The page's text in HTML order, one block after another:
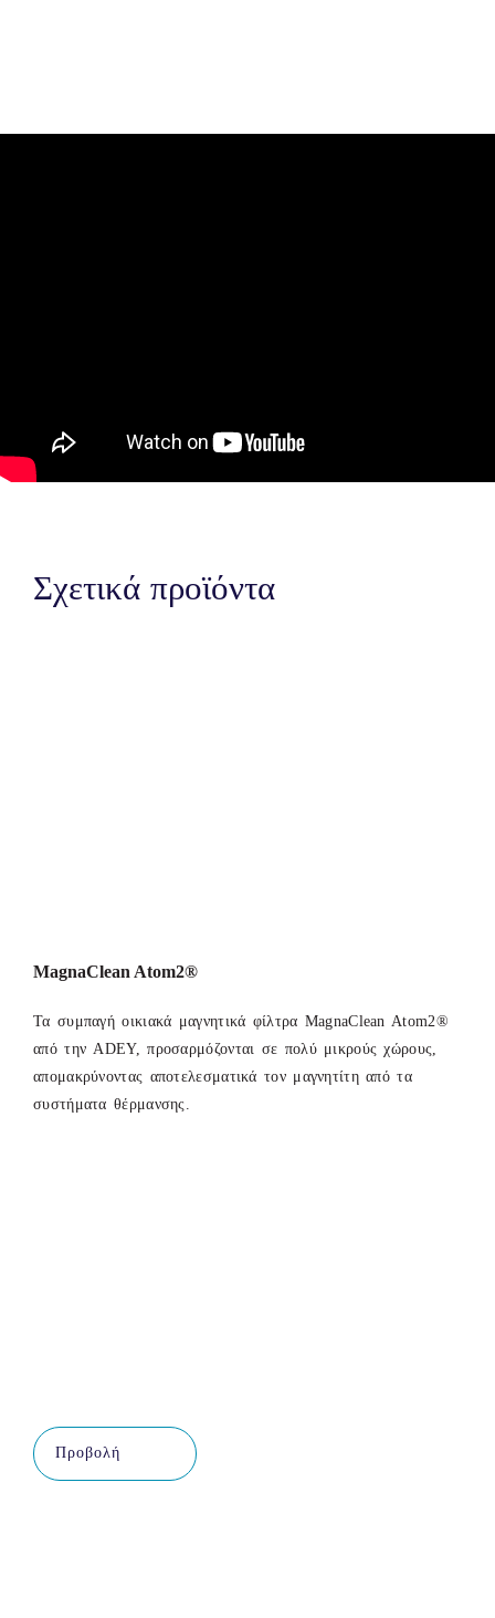
Σχετικά προϊόντα
MagnaClean Atom2®
Τα συμπαγή οικιακά μαγνητικά φίλτρα MagnaClean Atom2®
από την ADEY, προσαρμόζονται σε πολύ μικρούς χώρους,
απομακρύνοντας αποτελεσματικά τον μαγνητίτη από τα
συστήματα θέρμανσης.
Προβολή